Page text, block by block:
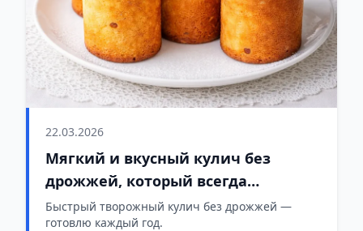
22.03.2026
Мягкий и вкусный кулич без
дрожжей, который всегда
получается
Быстрый творожный кулич без дрожжей —
готовлю каждый год.